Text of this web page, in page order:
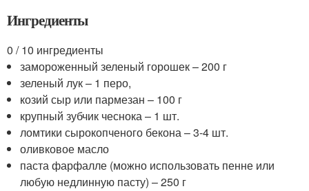
Ингредиенты
0 / 10 ингредиенты
замороженный зеленый горошек – 200 г
зеленый лук – 1 перо,
козий сыр или пармезан – 100 г
крупный зубчик чеснока – 1 шт.
ломтики сырокопченого бекона – 3-4 шт.
оливковое масло
паста фарфалле (можно использовать пенне или
любую недлинную пасту) – 250 г